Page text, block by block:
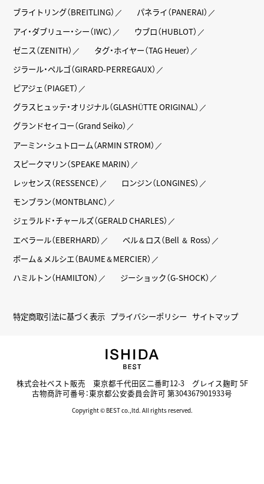
ブライトリング（BREITLING）
パネライ（PANERAI）
アイ・ダブリュー・シー（IWC）
ウブロ（HUBLOT）
ゼニス（ZENITH）
タグ・ホイヤー（TAG Heuer）
ジラール・ペルゴ（GIRARD-PERREGAUX）
ピアジェ（PIAGET）
グラスヒュッテ・オリジナル（GLASHÜTTE ORIGINAL）
グランドセイコー（Grand Seiko）
アーミン・シュトローム（ARMIN STROM）
スピークマリン（SPEAKE MARIN）
レッセンス（RESSENCE）
ロンジン（LONGINES）
モンブラン（MONTBLANC）
ジェラルド・チャールズ（GERALD CHARLES）
エベラール（EBERHARD）
ベル＆ロス（Bell ＆ Ross）
ボーム＆メルシエ（BAUME＆MERCIER）
ハミルトン（HAMILTON）
ジーショック（G-SHOCK）
特定商取引法に基づく表示 プライバシーポリシー サイトマップ
株式会社ベスト販売 東京都千代田区二番町12-3 グレイス麹町 5F
古物商許可番号：東京都公安委員会許可 第304367901933号
Copyright © BEST co.,ltd. All rights reserved.